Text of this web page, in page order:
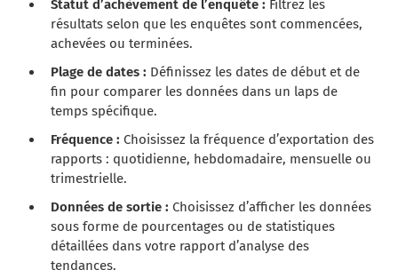
Statut d’achèvement de l’enquête : Filtrez les
résultats selon que les enquêtes sont commencées,
achevées ou terminées.
Plage de dates : Définissez les dates de début et de
fin pour comparer les données dans un laps de
temps spécifique.
Fréquence : Choisissez la fréquence d’exportation des
rapports : quotidienne, hebdomadaire, mensuelle ou
trimestrielle.
Données de sortie : Choisissez d’afficher les données
sous forme de pourcentages ou de statistiques
détaillées dans votre rapport d’analyse des
tendances.